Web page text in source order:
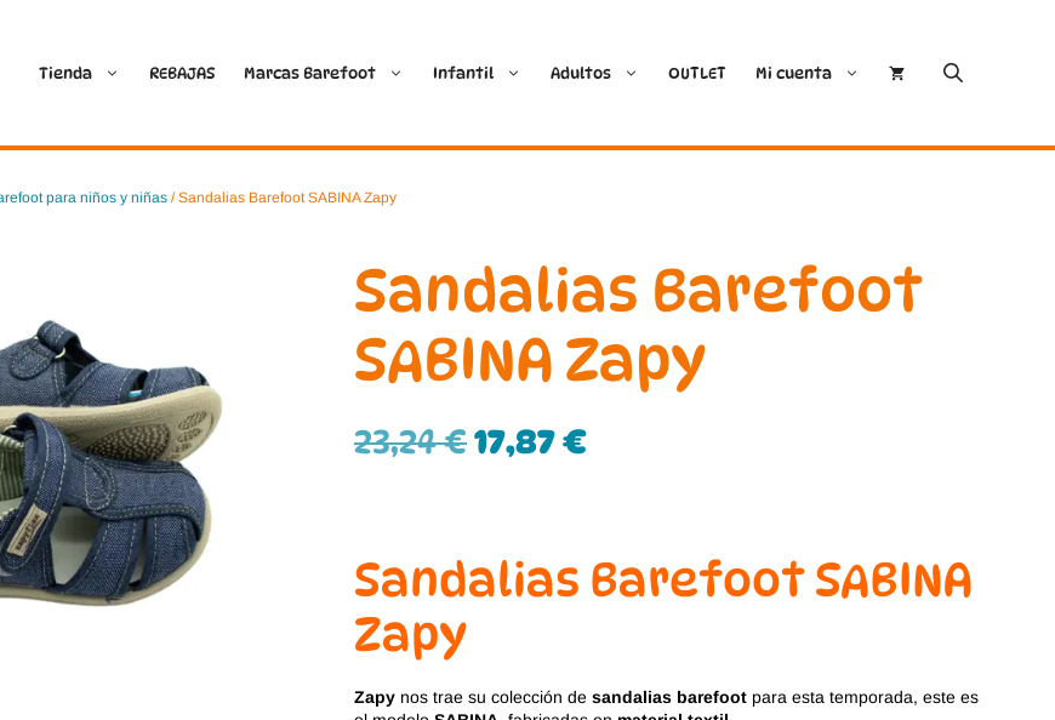
Tienda REBAJAS Marcas Barefoot
Ballop
Crave Barefoot
Coimbra
Dada
Dispares
Jack & Lily
Mayoral
Batilas
Crecendo
D.D. Step
Deditos
Demax
FlexiNens
Dodo Shoes
Infantil Adultos OUTLET Mi cuenta
para niños y niñas / Sandalias Barefoot SABINA Zapy
Sandalias Barefoot
SABINA Zapy
23,24€17,87€
Sandalias Barefoot SABINA
Zapy
Zapy nos trae su colección de sandalias barefoot para esta temporada, este es